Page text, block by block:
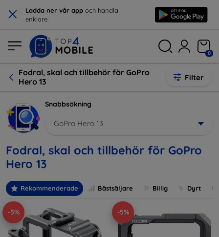
× Ladda ner vår app och handla
enklare.
0
Fodral, skal och tillbehör för GoPro
Hero 13
Filter
Snabbsökning
GoPro Hero 13
Fodral, skal och tillbehör för GoPro
Hero 13
Rekommenderade Bästsäljare Billig Dyrt
-5% -5%